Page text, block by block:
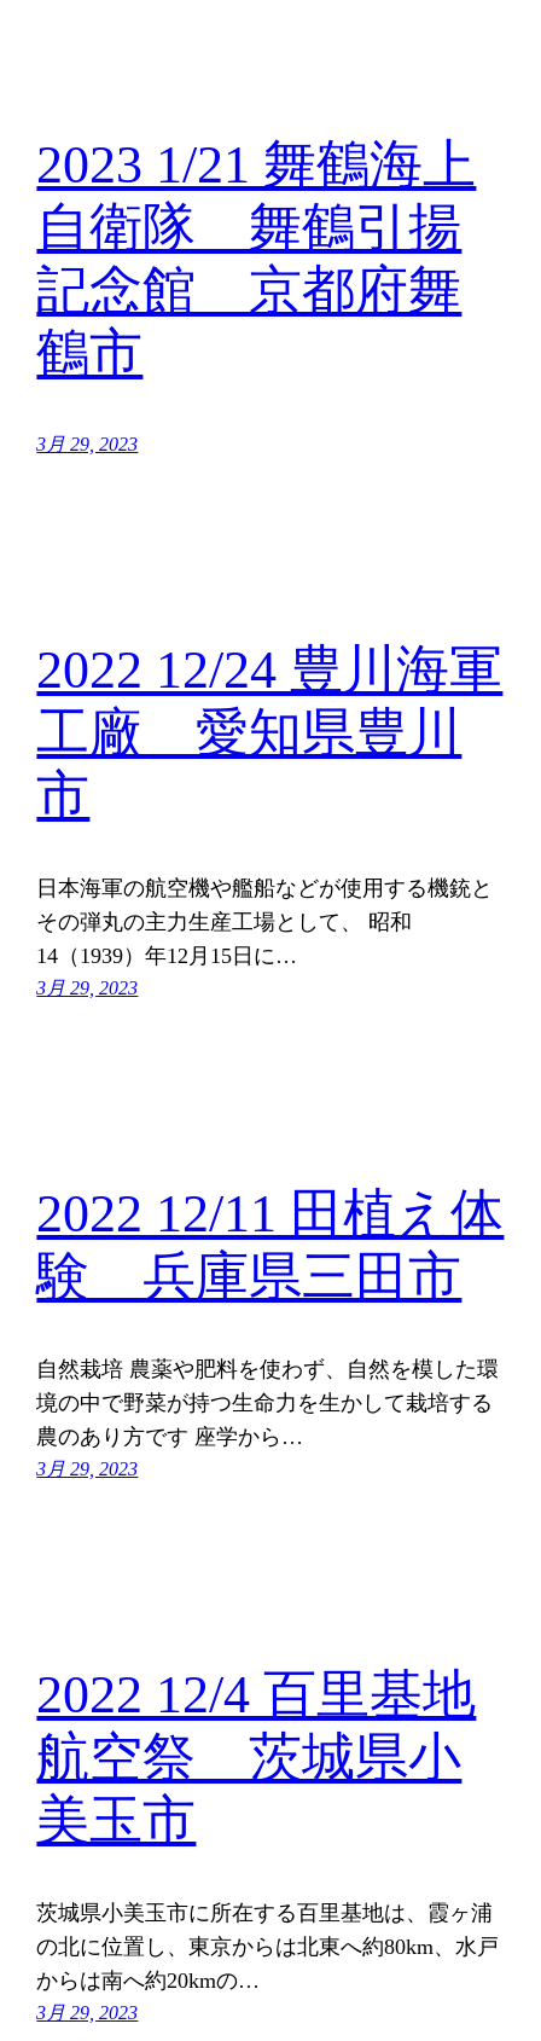
2023 1/21 舞鶴海上
自衛隊 舞鶴引揚
記念館 京都府舞
鶴市
3月 29, 2023
2022 12/24 豊川海軍
工廠 愛知県豊川
市
日本海軍の航空機や艦船などが使用する機銃と
その弾丸の主力生産工場として、 昭和
14（1939）年12月15日に…
3月 29, 2023
2022 12/11 田植え体
験 兵庫県三田市
自然栽培 農薬や肥料を使わず、自然を模した環
境の中で野菜が持つ生命力を生かして栽培する
農のあり方です 座学から…
3月 29, 2023
2022 12/4 百里基地
航空祭 茨城県小
美玉市
茨城県小美玉市に所在する百里基地は、霞ヶ浦
の北に位置し、東京からは北東へ約80km、水戸
からは南へ約20kmの…
3月 29, 2023